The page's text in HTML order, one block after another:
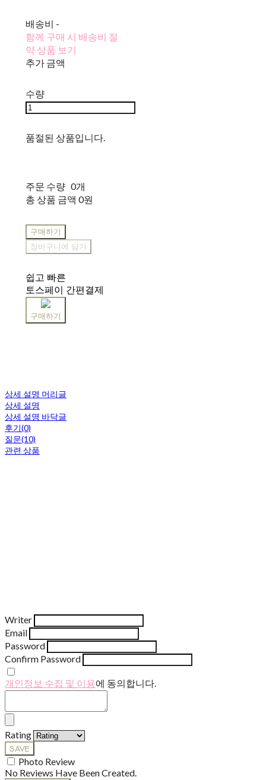
배송비 -
함께 구매 시 배송비 절
약 상품 보기
추가 금액
수량
품절된 상품입니다.
주문 수량 0개
총 상품 금액 0원
구매하기
장바구니에 담기
쉽고 빠른
토스페이 간편결제
구매하기
상세 설명 머리글
상세 설명
상세 설명 바닥글
후기(0)
질문(10)
관련 상품
Writer
Email
Password
Confirm Password
개인정보 수집 및 이용에 동의합니다.
Rating
SAVE
Photo Review
No Reviews Have Been Created.